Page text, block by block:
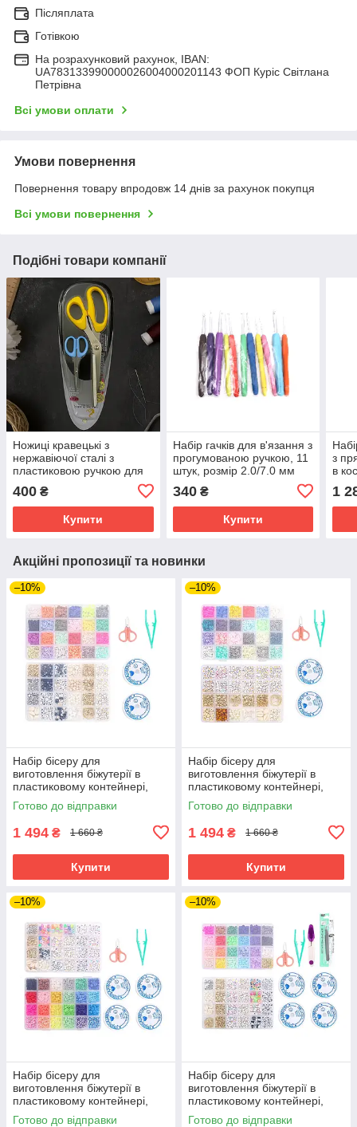
Післяплата
Готівкою
На розрахунковий рахунок, IBAN:
UA783133990000026004000201143 ФОП Куріс Світлана
Петрівна
Всі умови оплати
Умови повернення
Повернення товару впродовж 14 днів за рахунок покупця
Всі умови повернення
Подібні товари компанії
Ножиці кравецькі з
нержавіючої сталі з
пластиковою ручкою для
шиття, набір ножиць 2в1,
колір жовтий
400 ₴
Купити
Набір гачків для в'язання з
прогумованою ручкою, 11
штук, розмір 2.0/7.0 мм
340₴
Купити
з
в
1
Акційні пропозиції та новинки
–10%
Набір бісеру для
виготовлення біжутерії в
пластиковому контейнері,
набір №1
Готово до відправки
1 494 ₴ 1 660 ₴
Купити
–10%
Набір бісеру для
виготовлення біжутерії в
пластиковому контейнері,
набір №2
Готово до відправки
1 494 ₴ 1 660 ₴
Купити
–10%
Набір бісеру для
виготовлення біжутерії в
пластиковому контейнері,
набір №3
Готово до відправки
–10%
Набір бісеру для
виготовлення біжутерії в
пластиковому контейнері,
набір №4
Готово до відправки